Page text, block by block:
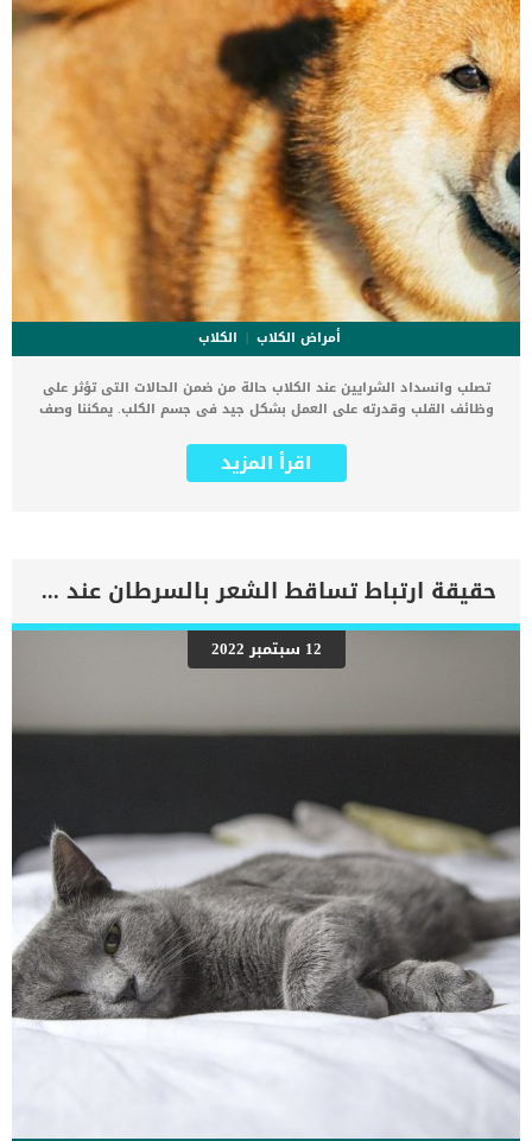
أمراض الكلاب
الكلاب
تصلب وانسداد الشرايين عند الكلاب حالة من ضمن الحالات التى تؤثر على
وظائف القلب وقدرته على العمل بشكل جيد فى جسم الكلب. يمكننا وصف
الكوليسترول والكالسيوم على طول جدران الشرايين (الأوعية الدموية
التي تحمل الدم الغني بالأكسجين). يشار إلى هذا التراكم باسم اللويحة ،
شرايين الساقين إلى مشاكل في المشي. بشكل عام. اقرأ ايضا: اعراض
انسداد الشرايين عند الكلاب الكلاب التي يزيد عمرها عن تسع سنوات
معرضة لخطر أكبر للاصابة بانسداد او تصلب الشرايين اكثر من غيرها. يلعب
وجود مرض السكري أيضًا دورًا مهمًا في تطور تصلب الشرايين عند الكلاب.
اعراض وعلامات انسداد الشرايين عند الكلاب ضعف الشهية خمول صعوبة
الكلاب “تفاصيل الحالة” تشخيص الطبيب البيطرى لحالة الكلب بعد ان تظهر
اقرأ المزيد
حقيقة ارتباط تساقط الشعر بالسرطان عند القطط
12 سبتمبر 2022